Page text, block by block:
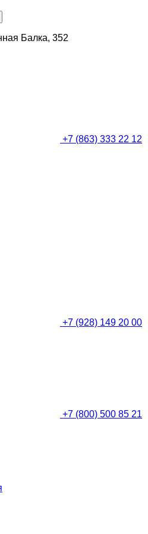
Балка, 352
+7 (863) 333 22 12
+7 (928) 149 20 00
+7 (800) 500 85 21